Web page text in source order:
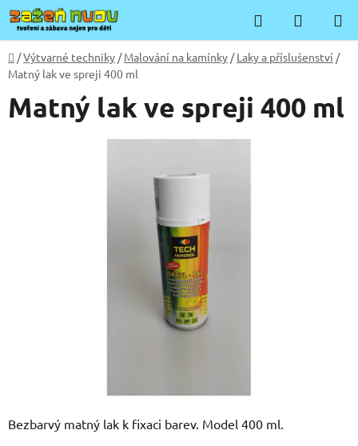
Přejít
na
obsah
Hledat
KOŠÍK
Domů
/Výtvarné techniky / Malování na kamínky / Laky a příslušenství /
Matný lak ve spreji 400 ml
Bezbarvý matný lak k fixaci barev. Model 400 ml.
Matný lak ve spreji 400 ml